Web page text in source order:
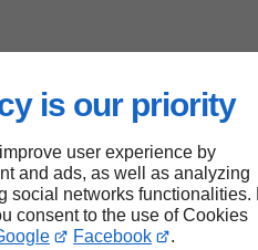
is our priority
user experience by
and ads, as well as analyzing
social networks functionalities.
consent to the use of Cookies
Facebook .